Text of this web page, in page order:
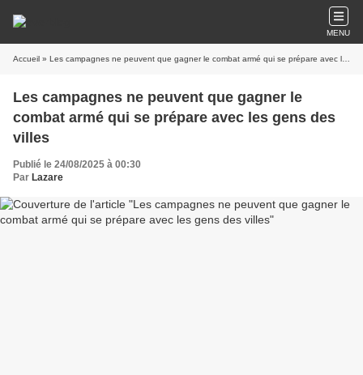
MENU
Accueil » Les campagnes ne peuvent que gagner le combat armé qui se prépare avec les gens des villes
Les campagnes ne peuvent que gagner le
combat armé qui se prépare avec les gens des
villes
Publié le 24/08/2025 à 00:30
Par Lazare